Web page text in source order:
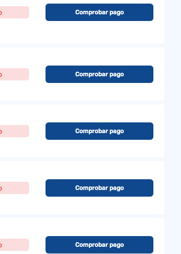
Comprobar pago
Comprobar pago
Comprobar pago
Comprobar pago
Comprobar pago